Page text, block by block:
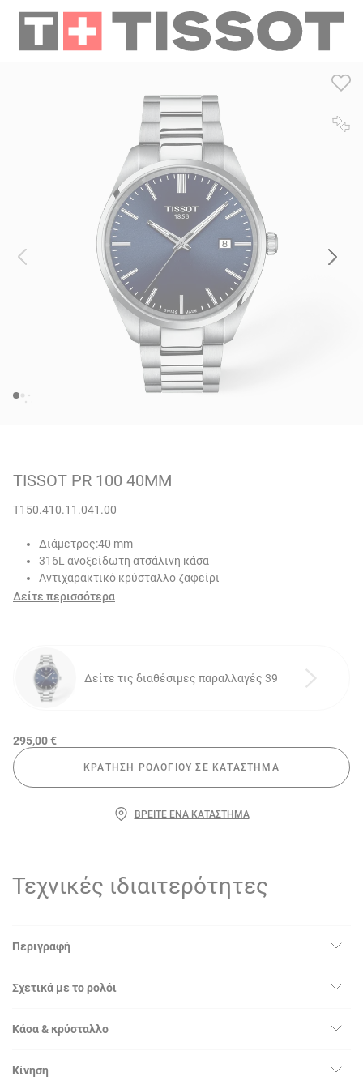
TISSOT PR 100 40MM
T150.410.11.041.00
Διάμετρος:40 mm
316L ανοξείδωτη ατσάλινη κάσα
Αντιχαρακτικό κρύσταλλο ζαφείρι
Δείτε περισσότερα
Δείτε τις διαθέσιμες παραλλαγές 39
295,00 €
ΚΡΆΤΗΣΗ ΡΟΛΟΓΙΟΎ ΣΕ ΚΑΤΆΣΤΗΜΑ
ΒΡΕΊΤΕ ΈΝΑ ΚΑΤΆΣΤΗΜΑ
Τεχνικές ιδιαιτερότητες
Περιγραφή
Σχετικά με το ρολόι
Κάσα & κρύσταλλο
Κίνηση